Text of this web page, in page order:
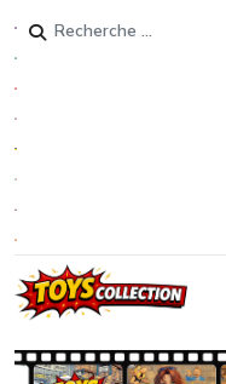
Rechercher